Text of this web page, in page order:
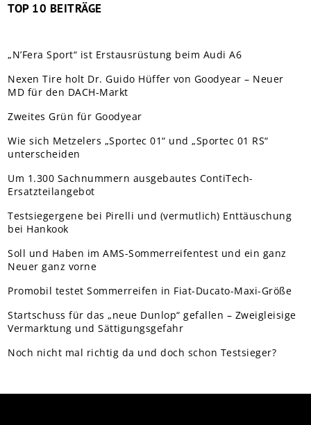
TOP 10 BEITRÄGE
„N’Fera Sport“ ist Erstausrüstung beim Audi A6
Nexen Tire holt Dr. Guido Hüffer von Goodyear – Neuer
MD für den DACH-Markt
Zweites Grün für Goodyear
Wie sich Metzelers „Sportec 01“ und „Sportec 01 RS“
unterscheiden
Um 1.300 Sachnummern ausgebautes ContiTech-
Ersatzteilangebot
Testsiegergene bei Pirelli und (vermutlich) Enttäuschung
bei Hankook
Soll und Haben im AMS-Sommerreifentest und ein ganz
Neuer ganz vorne
Promobil testet Sommerreifen in Fiat-Ducato-Maxi-Größe
Startschuss für das „neue Dunlop“ gefallen – Zweigleisige
Vermarktung und Sättigungsgefahr
Noch nicht mal richtig da und doch schon Testsieger?